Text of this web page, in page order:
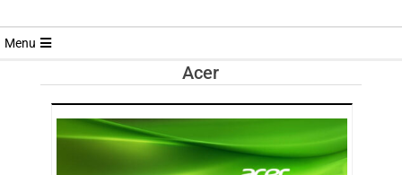
RIVISTA
TRENDS
Menu
Acer